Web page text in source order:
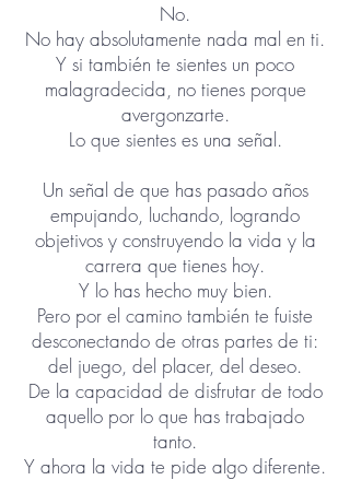
No.
No hay absolutamente nada mal en ti.
Y si también te sientes un poco
malagradecida, no tienes porque
avergonzarte.
Lo que sientes es una señal.
Un señal de que has pasado años
empujando, luchando, logrando
objetivos y construyendo la vida y la
carrera que tienes hoy.
Y lo has hecho muy bien.
Pero por el camino también te fuiste
desconectando de otras partes de ti:
del juego, del placer, del deseo.
De la capacidad de disfrutar de todo
aquello por lo que has trabajado
tanto.
Y ahora la vida te pide algo diferente.